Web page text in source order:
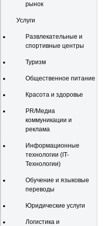
рынок
Услуги
Развлекательные и
спортивные центры
Туризм
Общественное питание
Красота и здоровье
PR/Медиа
коммуникации и
реклама
Информационные
технологии (IT-
Технологии)
Обучение и языковые
переводы
Юридические услуги
Логистика и